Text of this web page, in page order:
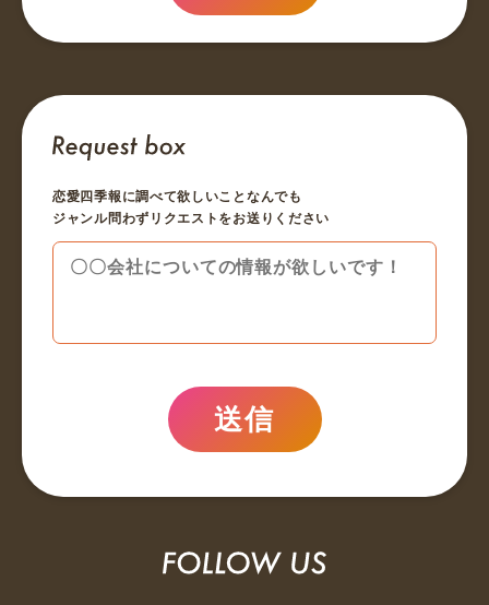
恋愛四季報に調べて欲しいことなんでも
ジャンル問わずリクエストをお送りください
送信